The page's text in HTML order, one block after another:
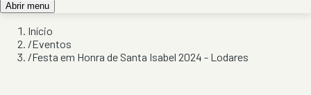
Abrir menu
Início
/Eventos
/Festa em Honra de Santa Isabel 2024 - Lodares